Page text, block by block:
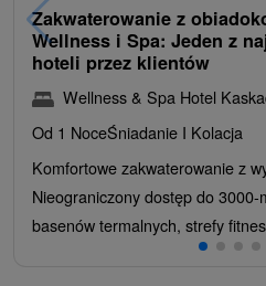
Zakwaterowanie z
Wellness i Spa: Jeden z
hoteli przez klientów
Wellness & Spa Hotel
Od 1 NoceŚniadanie I Kolacja
Komfortowe zakwaterowanie z
Nieograniczony dostęp do
basenów termalnych, strefy